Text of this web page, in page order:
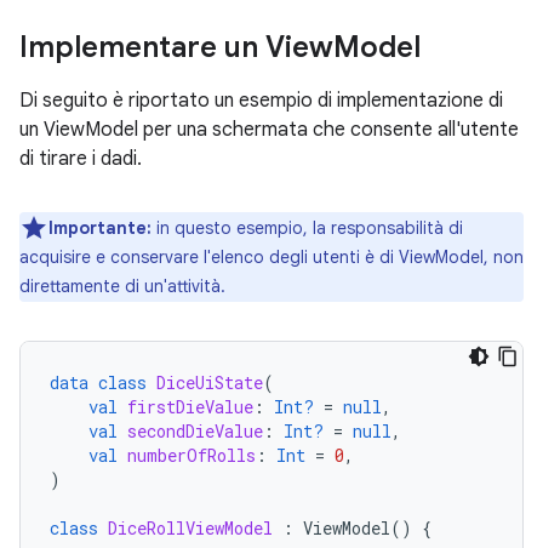
Implementare un ViewModel
Di seguito è riportato un esempio di implementazione di
un ViewModel per una schermata che consente all'utente
di tirare i dadi.
Importante: in questo esempio, la responsabilità di
acquisire e conservare l'elenco degli utenti è di ViewModel, non
direttamente di un'attività.
data class DiceUiState(
val firstDieValue : Int? = null,
val secondDieValue : Int? = null,
val numberOfRolls : Int = 0,
)
class DiceRollViewModel : ViewModel() {